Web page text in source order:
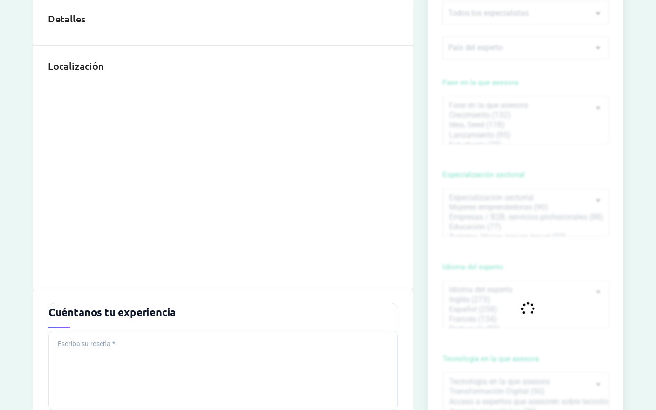
Detalles
Localización
Cuéntanos tu experiencia
Fase en la que asesora
Especialización sectorial
Idioma del experto
Tecnología en la que asesora